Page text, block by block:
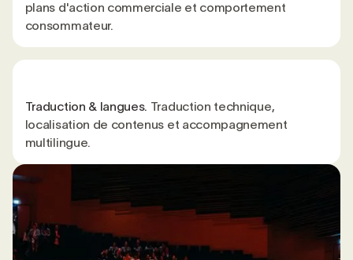
plans d'action commerciale et comportement
consommateur.
Traduction & langues. Traduction technique,
localisation de contenus et accompagnement
multilingue.